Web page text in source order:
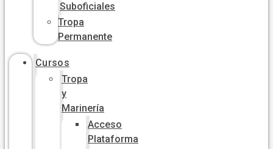
Suboficiales
Tropa
Permanente
Cursos
Tropa
y
Marinería
Acceso
Plataforma